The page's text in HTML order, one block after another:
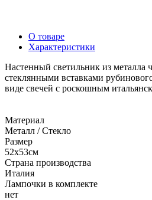
О товаре
Характеристики
Настенный светильник из металла
стеклянными вставками
виде свечей с роскошным
Материал
Металл / Стекло
Размер
52х53см
Страна производства
Италия
Лампочки в комплекте
нет